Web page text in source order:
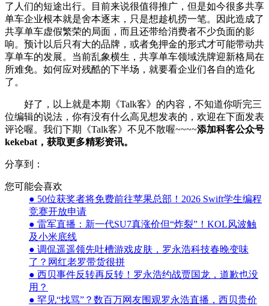
了人们的短途出行。目前来说很值得推广，但是如今很多共享
单车企业根本就是舍本逐末，只是想趁机捞一笔。因此造成了
共享单车虚假繁荣的局面，而且还带给消费者不少负面的影
响。预计以后只有大的品牌，或者免押金的形式才可能带动共
享单车的发展。当前乱象横生，共享单车领域洗牌迎新格局在
所难免。如何应对残酷的下半场，就要看企业们各自的造化
了。
好了，以上就是本期《Talk客》的内容，不知道你听完三
位编辑的说法，你有没有什么高见想发表的，欢迎在下面发表
评论喔。我们下期《Talk客》不见不散喔~~~~添加科客公众号
kekebat，获取更多精彩资讯。
分享到：
您可能会喜欢
● 50位获奖者将免费前往苹果总部！2026 Swift学生编程
竞赛开放申请
● 雷军直播：新一代SU7真涨价但“炸裂”！KOL风波触
及小米底线
● 调侃遥遥领先吐槽游戏皮肤，罗永浩科技春晚变味
了？网红老罗带货很拼
● 西贝事件反转再反转！罗永浩约战贾国龙，道歉也没
用？
● 罕见“找骂”？数百万网友围观罗永浩直播，西贝贵价